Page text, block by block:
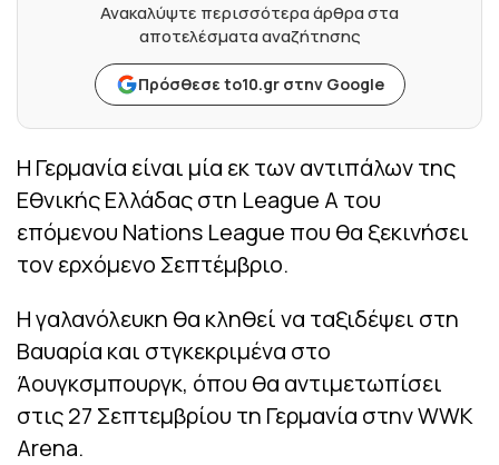
Ανακαλύψτε περισσότερα άρθρα στα
αποτελέσματα αναζήτησης
Πρόσθεσε to10.gr στην Google
Η Γερμανία είναι μία εκ των αντιπάλων της
Εθνικής Ελλάδας στη League A του
επόμενου Nations League που θα ξεκινήσει
τον ερχόμενο Σεπτέμβριο.
Η γαλανόλευκη θα κληθεί να ταξιδέψει στη
Βαυαρία και στγκεκριμένα στο
Άουγκσμπουργκ, όπου θα αντιμετωπίσει
στις 27 Σεπτεμβρίου τη Γερμανία στην WWK
Arena.